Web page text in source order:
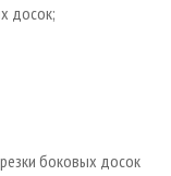
досок;
боковых досок